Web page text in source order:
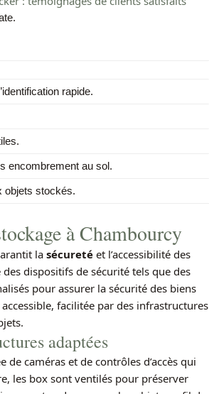
rapide.
encombrement au sol.
objets stockés.
à Chambourcy
la sécureté et l’accessibilité des
dispositifs de sécurité tels que des
pour assurer la sécurité des biens
facilitée par des infrastructures
adaptées
de caméras et de contrôles d’accès qui
les box sont ventilés pour préserver